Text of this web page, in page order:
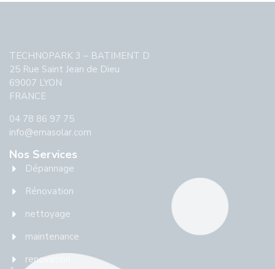
TECHNOPARK 3 – BATIMENT D
25 Rue Saint Jean de Dieu
69007 LYON
FRANCE
04 78 86 97 75
info@emasolar.com
Nos Services
Dépannage
Rénovation
nettoyage
maintenance
renovation